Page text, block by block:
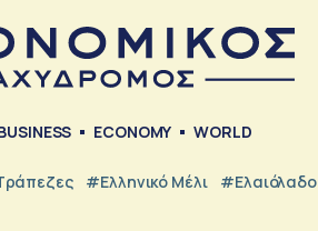
ECONOMY WORLD
#Ελληνικό Μέλι #Ελαιόλαδο